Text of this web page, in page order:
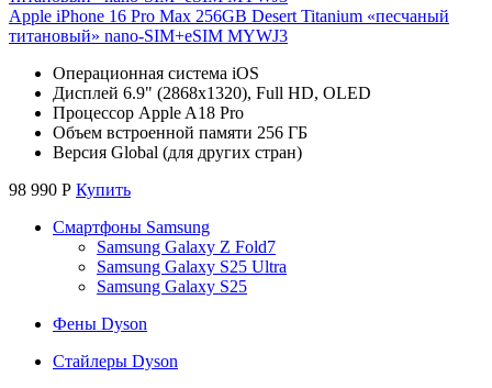
Apple iPhone 16 Pro Max 256GB Desert Titanium «песчаный
титановый» nano-SIM+eSIM MYWJ3
Операционная система iOS
Дисплей 6.9" (2868x1320), Full HD, OLED
Процессор Apple A18 Pro
Объем встроенной памяти 256 ГБ
Версия Global (для других стран)
98 990 Р Купить
Смартфоны Samsung
Samsung Galaxy Z Fold7
Samsung Galaxy S25 Ultra
Samsung Galaxy S25
Фены Dyson
Стайлеры Dyson